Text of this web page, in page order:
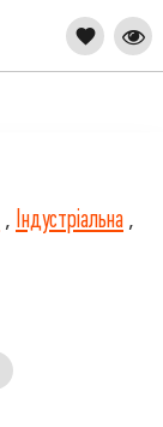
, Індустріальна ,